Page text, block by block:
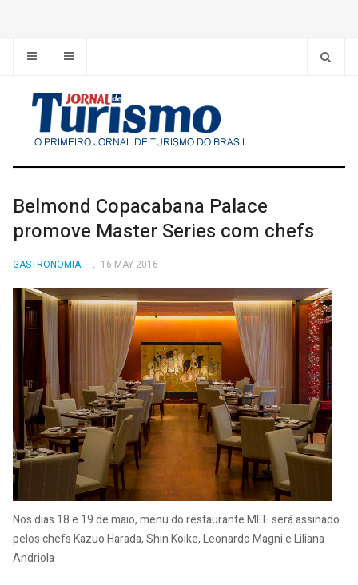
Belmond Copacabana Palace
promove Master Series com chefs
GASTRONOMIA 16 MAY 2016
Nos dias 18 e 19 de maio, menu do restaurante MEE será assinado
pelos chefs Kazuo Harada, Shin Koike, Leonardo Magni e Liliana
Andriola